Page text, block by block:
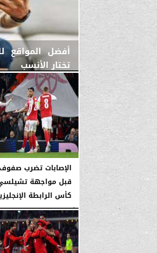
أفضل المواقع
تختار الأنسب
04:47 صـ
الإصابات تضرب
قبل مواجهة
كأس الرابطة
الأربعاء، 14 يناير 2026 04:03 صـ